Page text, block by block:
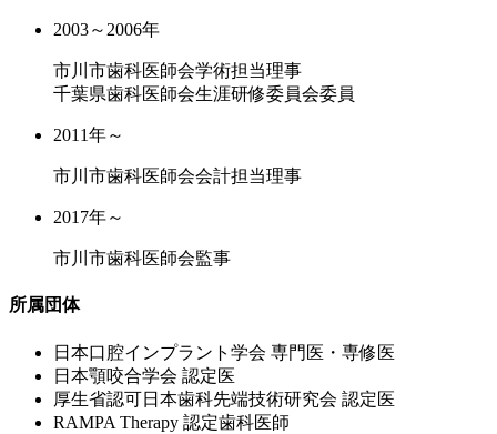
2003～2006年
市川市歯科医師会学術担当理事
千葉県歯科医師会生涯研修委員会委員
2011年～
市川市歯科医師会会計担当理事
2017年～
市川市歯科医師会監事
所属団体
⽇本⼝腔インプラント学会 専⾨医・専修医
⽇本顎咬合学会 認定医
厚⽣省認可⽇本⻭科先端技術研究会 認定医
RAMPA Therapy 認定⻭科医師